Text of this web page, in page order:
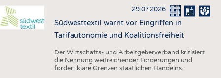
29.07.2026
Südwesttextil warnt vor Eingriffen in
Tarifautonomie und Koalitionsfreiheit
Der Wirtschafts- und Arbeitgeberverband kritisiert
die Nennung weitreichender Forderungen und
fordert klare Grenzen staatlichen Handelns.